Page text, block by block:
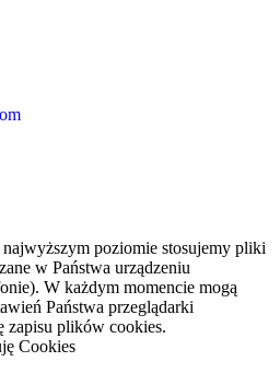
najwyższym poziomie stosujemy pliki
w Państwa urządzeniu
W każdym momencie mogą
Państwa przeglądarki
zapisu plików cookies.
Cookies